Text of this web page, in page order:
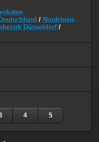
/ Nordrhein-
Düsseldorf/
4 5